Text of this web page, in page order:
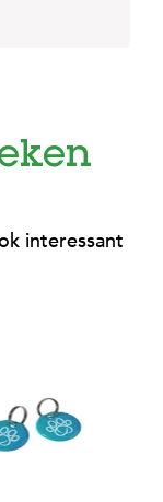
interessant